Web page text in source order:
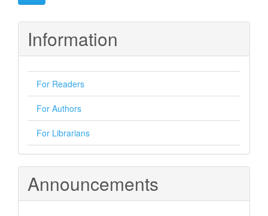
Information
For Readers
For Authors
For Librarians
Announcements